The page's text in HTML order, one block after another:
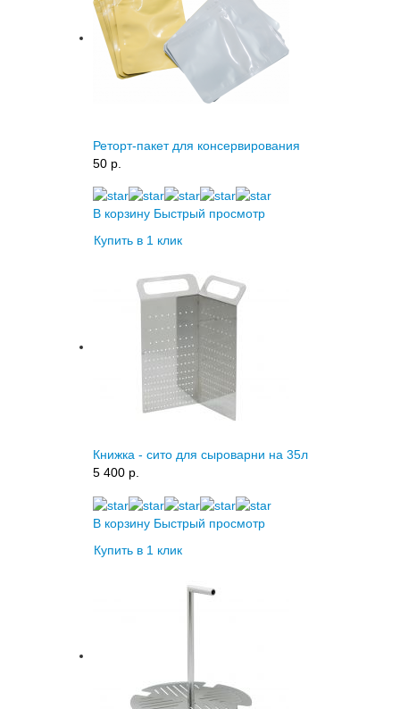
Реторт-пакет для консервирования
50 p.
В корзину Быстрый просмотр
Купить в 1 клик
Книжка - сито для сыроварни на 35л
5 400 p.
В корзину Быстрый просмотр
Купить в 1 клик